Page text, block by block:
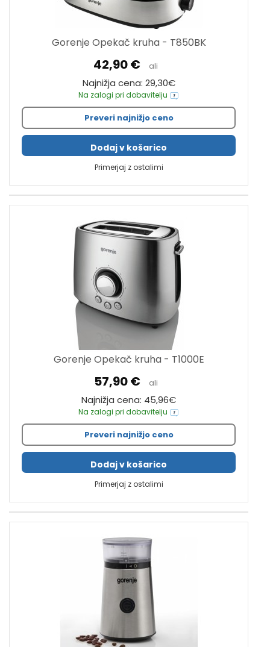
Gorenje Opekač kruha - T850BK
42,90 € ali
Najnižja cena: 29,30€
Na zalogi pri dobavitelju
Preveri najnižjo ceno
Dodaj v košarico
Primerjaj z ostalimi
Gorenje Opekač kruha - T1000E
57,90 € ali
Najnižja cena: 45,96€
Na zalogi pri dobavitelju
Preveri najnižjo ceno
Dodaj v košarico
Primerjaj z ostalimi